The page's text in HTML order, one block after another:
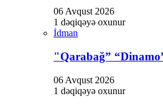
Hacklink panel
Hacklink panel
Hacklink panel
Hacklink panel
06 Avqust 2026
1 dəqiqəyə oxunur
İdman
"Qarabağ”
06 Avqust 2026
1 dəqiqəyə oxunur